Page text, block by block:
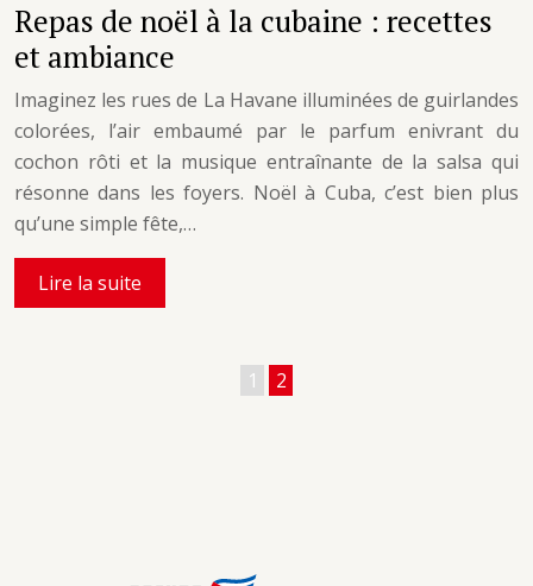
Repas de noël à la cubaine : recettes
et ambiance
Imaginez les rues de La Havane illuminées de guirlandes
colorées, l’air embaumé par le parfum enivrant du
cochon rôti et la musique entraînante de la salsa qui
résonne dans les foyers. Noël à Cuba, c’est bien plus
qu’une simple fête,…
Lire la suite
1 2